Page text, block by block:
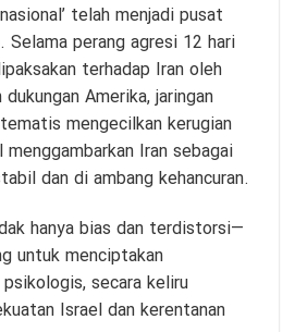
telah menjadi pusat
Selama perang agresi 12 hari
terhadap Iran oleh
Amerika, jaringan
mengecilkan kerugian
Iran sebagai
dan di ambang kehancuran.
hanya bias dan terdistorsi—
untuk menciptakan
secara keliru
Israel dan kerentanan